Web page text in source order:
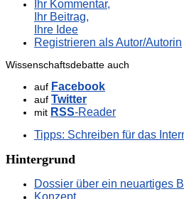
Ihr Kommentar,
Ihr Beitrag,
Ihre Idee
Registrieren als Autor/Autorin
Wissenschaftsdebatte auch
auf Facebook
auf Twitter
mit RSS-Reader
Tipps: Schreiben für das
Hintergrund
Dossier über ein neuartiges